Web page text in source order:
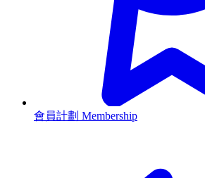
會員計劃 Membership